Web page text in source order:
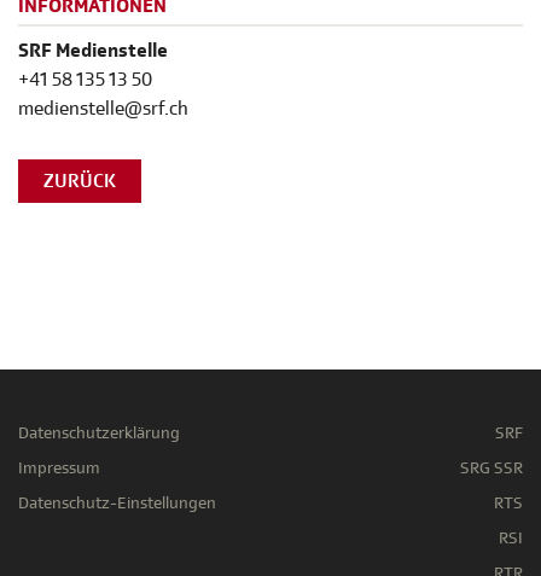
INFORMATIONEN
SRF Medienstelle
+41 58 135 13 50
medienstelle@srf.ch
ZURÜCK
Datenschutzerklärung
Impressum
Datenschutz-Einstellungen
SRF
SRG SSR
RTS
RSI